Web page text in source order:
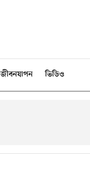
জীবনযাপন ভিডিও